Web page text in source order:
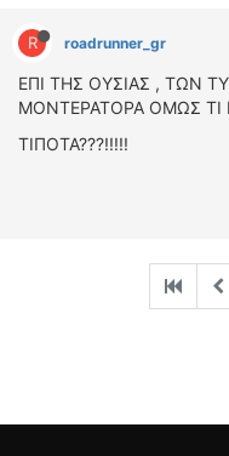
R roadrunner_gr
ΕΠΙ ΤΗΣ ΟΥΣΙΑΣ , ΤΩΝ
ΜΟΝΤΕΡΑΤΟΡΑ ΟΜΩΣ ΤΙ
ΤΙΠΟΤΑ???!!!!!